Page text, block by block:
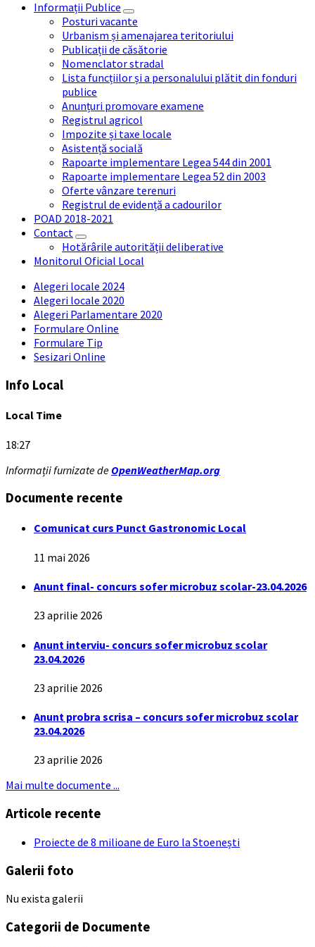
Informații Publice
Posturi vacante
Urbanism și amenajarea teritoriului
Publicații de căsătorie
Nomenclator stradal
Lista funcțiilor și a personalului plătit din fonduri
publice
Anunțuri promovare examene
Registrul agricol
Impozite și taxe locale
Asistență socială
Rapoarte implementare Legea 544 din 2001
Rapoarte implementare Legea 52 din 2003
Oferte vânzare terenuri
Registrul de evidență a cadourilor
POAD 2018-2021
Contact
Hotărârile autorității deliberative
Monitorul Oficial Local
Alegeri locale 2024
Alegeri locale 2020
Alegeri Parlamentare 2020
Formulare Online
Formulare Tip
Sesizari Online
Info Local
Local Time
18:27
Informații furnizate de OpenWeatherMap.org
Documente recente
Comunicat curs Punct Gastronomic Local
11 mai 2026
Anunt final- concurs sofer microbuz scolar-23.04.2026
23 aprilie 2026
Anunt interviu- concurs sofer microbuz scolar
23.04.2026
23 aprilie 2026
Anunt probra scrisa – concurs sofer microbuz scolar
23.04.2026
23 aprilie 2026
Mai multe documente ...
Articole recente
Proiecte de 8 milioane de Euro la Stoenești
Galerii foto
Nu exista galerii
Categorii de Documente